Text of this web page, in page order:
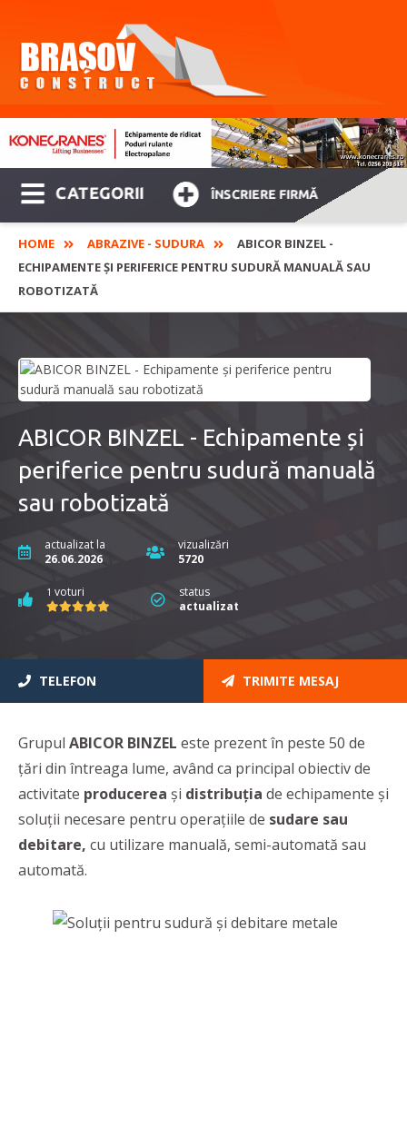
CATEGORII ÎNSCRIERE FIRMĂ
HOME ABRAZIVE - SUDURA
ABICOR BINZEL -
ECHIPAMENTE ȘI PERIFERICE PENTRU SUDURĂ MANUALĂ SAU
ROBOTIZATĂ
ABICOR BINZEL - Echipamente și
periferice pentru sudură manuală
sau robotizată
actualizat la
26.06.2026
vizualizări
5720
1 voturi
status
actualizat
TELEFON TRIMITE MESAJ
Grupul ABICOR BINZEL este prezent în peste 50 de
țări din întreaga lume, având ca principal obiectiv de
activitate producerea și distribuția de echipamente și
soluții necesare pentru operațiile de sudare sau
debitare, cu utilizare manuală, semi-automată sau
automată.